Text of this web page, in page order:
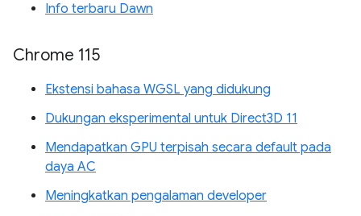
Info terbaru Dawn
Chrome 115
Ekstensi bahasa WGSL yang didukung
Dukungan eksperimental untuk Direct3D 11
Mendapatkan GPU terpisah secara default pada
daya AC
Meningkatkan pengalaman developer